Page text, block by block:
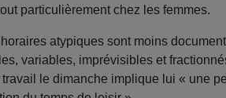
particulièrement chez les femmes.
atypiques sont moins
variables, imprévisibles et
le dimanche implique lui « une